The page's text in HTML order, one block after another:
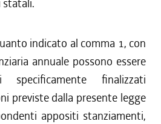
statali.
indicato al comma 1, con
annuale possono essere
specificamente finalizzati
previste dalla presente legge
appositi stanziamenti,